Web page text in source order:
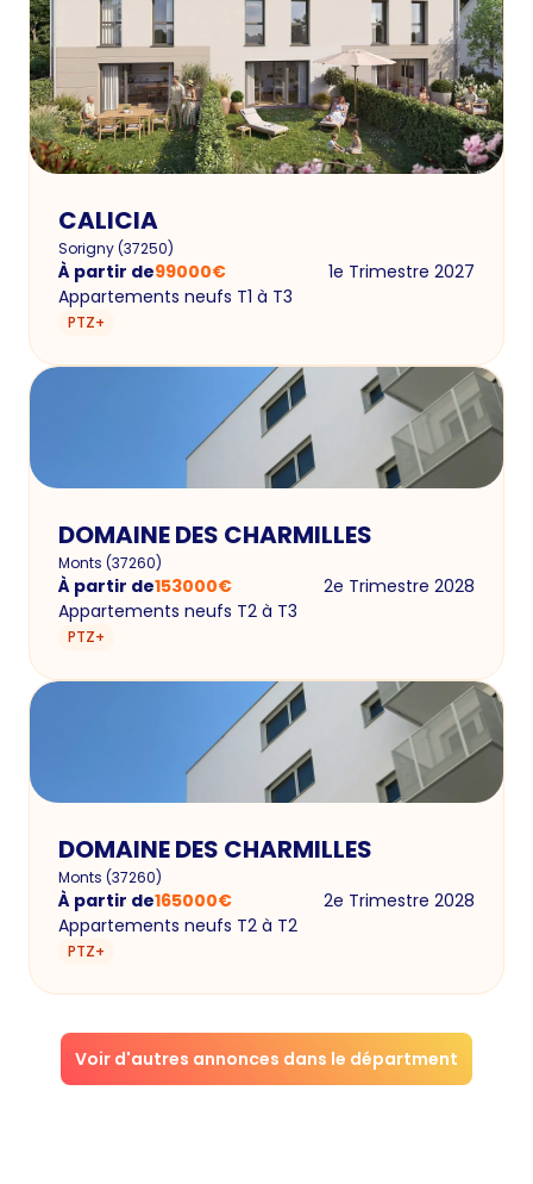
CALICIA
Sorigny(37250)
À partir de99000€
1e Trimestre 2027
Appartements neufs T1 à T3
PTZ+
DOMAINE DES CHARMILLES
Monts (37260)
À partir de153000€
2e Trimestre 2028
Appartements neufs T2 à T3
PTZ+
DOMAINE DES CHARMILLES
Monts (37260)
À partir de165000€
2e Trimestre 2028
Appartements neufs T2 à T2
PTZ+
Voir d'autres annonces dans le départment